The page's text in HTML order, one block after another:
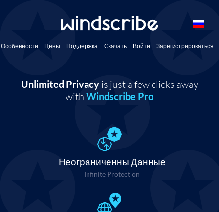
Особенности Цены Поддержка Скачать Войти Зарегистрироваться
Unlimited Privacyis just a few clicks away
with Windscribe Pro
Неограниченны Данные
Infinite Protection